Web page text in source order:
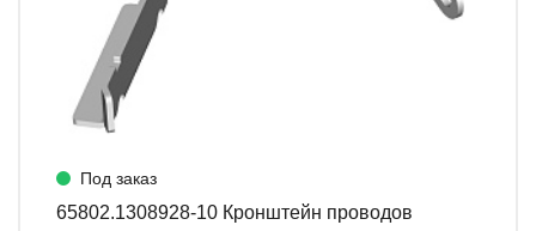
Под заказ
65802.1308928-10 Кронштейн проводов